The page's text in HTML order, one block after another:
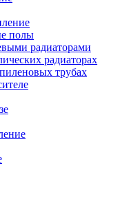
полы
радиаторами
радиаторах
трубах